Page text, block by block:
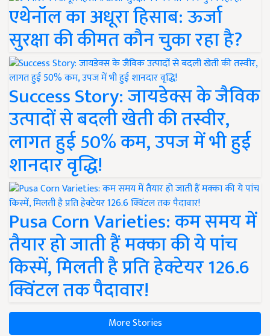
एथेनॉल का अधूरा हिसाब: ऊर्जा
सुरक्षा की कीमत कौन चुका रहा है?
Success Story: जायडेक्स के जैविक
उत्पादों से बदली खेती की तस्वीर,
लागत हुई 50% कम, उपज में भी हुई
शानदार वृद्धि!
Pusa Corn Varieties: कम समय में
तैयार हो जाती हैं मक्का की ये पांच
किस्में, मिलती है प्रति हेक्टेयर 126.6
क्विंटल तक पैदावार!
More Stories